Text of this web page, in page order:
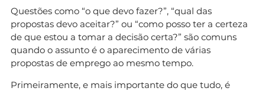
Questões como “o que devo fazer?”, “qual das
propostas devo aceitar?” ou “como posso ter a certeza
de que estou a tomar a decisão certa?” são comuns
quando o assunto é o aparecimento de várias
propostas de emprego ao mesmo tempo.
Primeiramente, e mais importante do que tudo, é